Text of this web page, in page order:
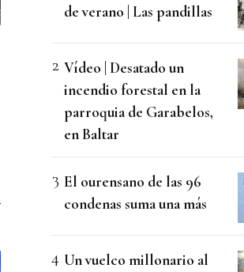
de verano | Las pandillas
Vídeo | Desatado un
incendio forestal en la
parroquia de Garabelos,
en Baltar
El ourensano de las 96
condenas suma una más
Un vuelco millonario al